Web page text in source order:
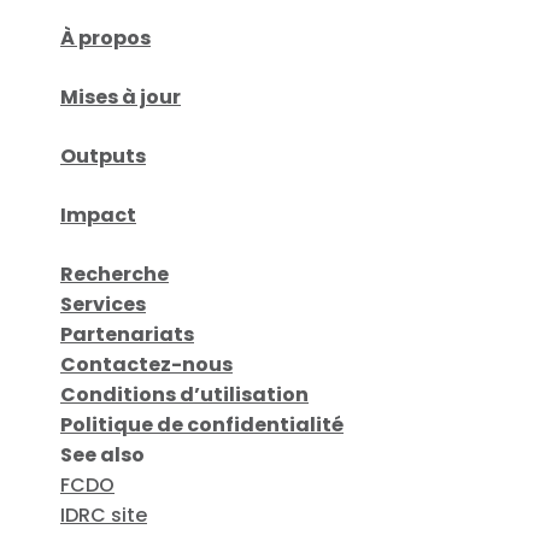
À propos
Mises à jour
Outputs
Impact
Recherche
Services
Partenariats
Contactez-nous
Conditions d’utilisation
Politique de confidentialité
See also
FCDO
IDRC site